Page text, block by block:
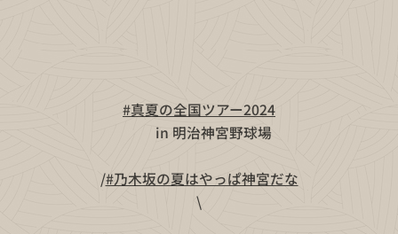
#真夏の全国ツアー2024
🏰in 明治神宮野球場🏰
/#乃木坂の夏はやっぱ神宮だな
\